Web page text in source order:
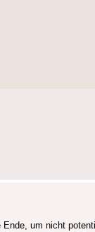
um nicht